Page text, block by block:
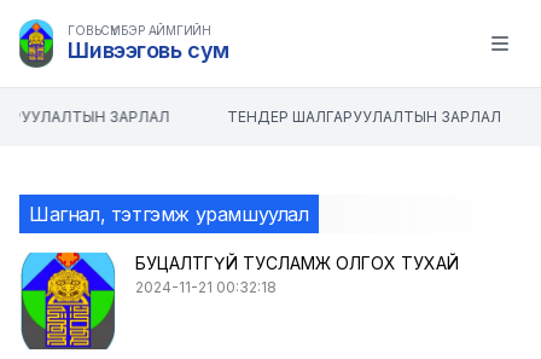
ГОВЬСҮМБЭР АЙМГИЙН
Шивээговь сум Open
ЗАРЛАЛ ТЕНДЕР ШАЛГАРУУЛАЛТЫН ЗАРЛАЛ
Шагнал, тэтгэмж урамшуулал
БУЦАЛТГҮЙ ТУСЛАМЖ ОЛГОХ ТУХАЙ
2024-11-21 00:32:18